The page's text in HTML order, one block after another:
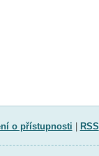
o přístupnosti RSS